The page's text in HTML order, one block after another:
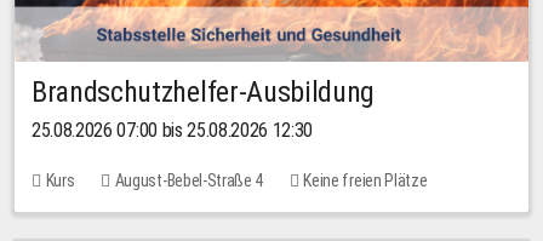
Brandschutzhelfer-Ausbildung
25.08.2026 07:00 bis 25.08.2026 12:30
Kurs August-Bebel-Straße 4 Keine freien Plätze